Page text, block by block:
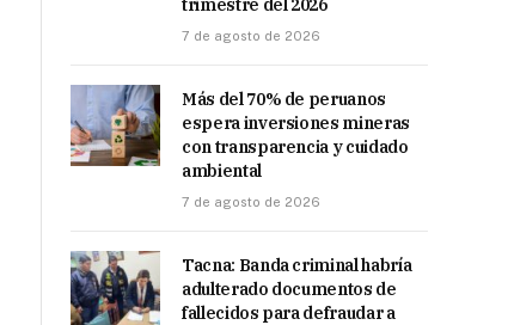
trimestre del 2026
7 de agosto de 2026
Más del 70% de peruanos
espera inversiones mineras
con transparencia y cuidado
ambiental
7 de agosto de 2026
Tacna: Banda criminal habría
adulterado documentos de
fallecidos para defraudar a